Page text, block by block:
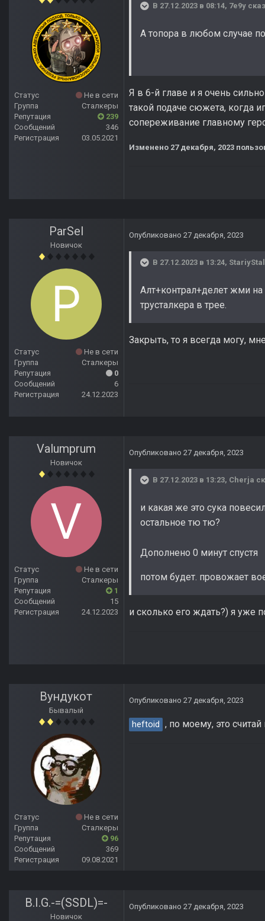
Статус
Не в сети
Группа
Сталкеры
Репутация
239
Сообщений
346
Регистрация
03.05.2021
В 27.12.2023 в 08:14, 7e9y
А топора в любом случае
Я в 6-й главе и я очень
такой подаче сюжета, когда
сопереживание главному
Изменено 27 декабря, 2023
ParSel
Новичок
Статус
Не в сети
Группа
Сталкеры
Репутация
0
Сообщений
6
Регистрация
24.12.2023
Опубликовано 27 декабря, 2023
В 27.12.2023 в 13:24,
Алт+контрал+делет жми
трусталкера в трее.
Закрыть, то я всегда могу,
Valumprum
Новичок
Статус
Не в сети
Группа
Сталкеры
Репутация
1
Сообщений
15
Регистрация
24.12.2023
Опубликовано 27 декабря, 2023
В 27.12.2023 в 13:23, Cherja
и какая же это сука
остальное тю тю?
Дополнено 0 минут спустя
потом будет. провожает
и сколько его ждать?) я уже
Вундукот
Бывалый
Статус
Не в сети
Группа
Сталкеры
Репутация
96
Сообщений
369
Регистрация
09.08.2021
Опубликовано 27 декабря, 2023
heftoid , по моему, это
B.I.G.-=(SSDL)=-
Новичок
Опубликовано 27 декабря, 2023